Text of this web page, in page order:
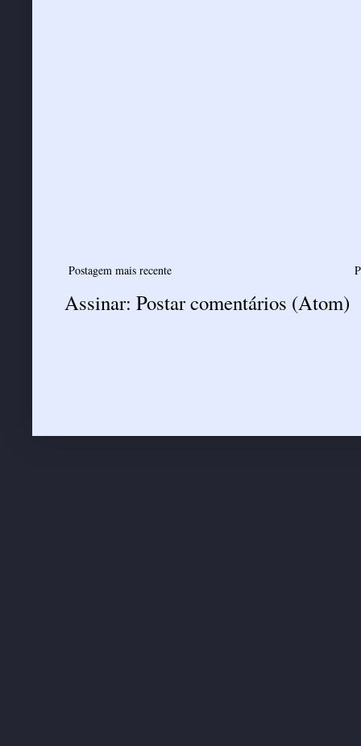
Postagem mais recente
Assinar: Postar comentários (Atom)